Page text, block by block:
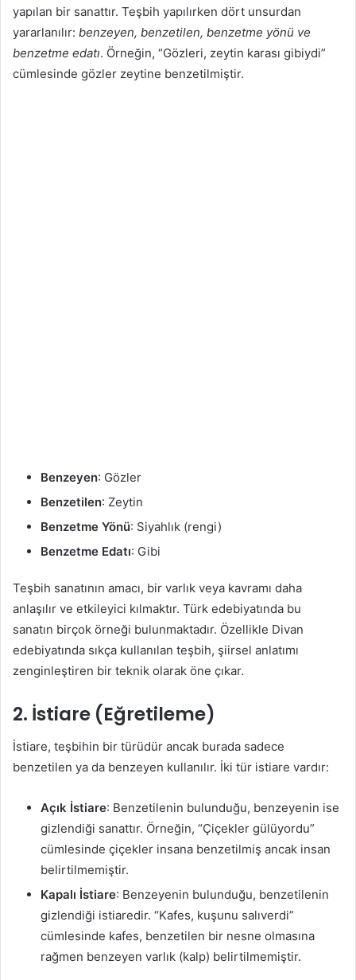
yapılan bir sanattır. Teşbih yapılırken dört unsurdan
yararlanılır: benzeyen, benzetilen, benzetme yönü ve
benzetme edatı. Örneğin, “Gözleri, zeytin karası gibiydi”
cümlesinde gözler zeytine benzetilmiştir.
Benzeyen: Gözler
Benzetilen: Zeytin
Benzetme Yönü: Siyahlık (rengi)
Benzetme Edatı: Gibi
Teşbih sanatının amacı, bir varlık veya kavramı daha
anlaşılır ve etkileyici kılmaktır. Türk edebiyatında bu
sanatın birçok örneği bulunmaktadır. Özellikle Divan
edebiyatında sıkça kullanılan teşbih, şiirsel anlatımı
zenginleştiren bir teknik olarak öne çıkar.
2. İstiare (Eğretileme)
İstiare, teşbihin bir türüdür ancak burada sadece
benzetilen ya da benzeyen kullanılır. İki tür istiare vardır:
Açık İstiare: Benzetilenin bulunduğu, benzeyenin ise
gizlendiği sanattır. Örneğin, “Çiçekler gülüyordu”
cümlesinde çiçekler insana benzetilmiş ancak insan
belirtilmemiştir.
Kapalı İstiare: Benzeyenin bulunduğu, benzetilenin
gizlendiği istiaredir. “Kafes, kuşunu salıverdi”
cümlesinde kafes, benzetilen bir nesne olmasına
rağmen benzeyen varlık (kalp) belirtilmemiştir.